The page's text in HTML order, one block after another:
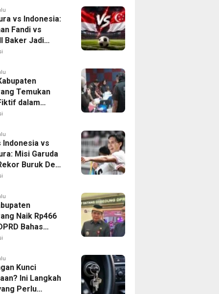
vs Indonesia:
Fandi vs
Baker Jadi
di Piala AFF
Temukan
dalam
Dana BOP
Indonesia vs
Misi Garuda
Buruk Demi
Piala AFF
Naik Rp466
Bahas
KUA-PPAS
Kunci
Ini Langkah
Perlu